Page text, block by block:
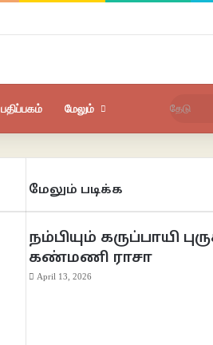
பதிப்பகம் மேலும்
மேலும் படிக்க
நம்பியும் கருப்பாயி
கண்மணி ராசா
April 13, 2026